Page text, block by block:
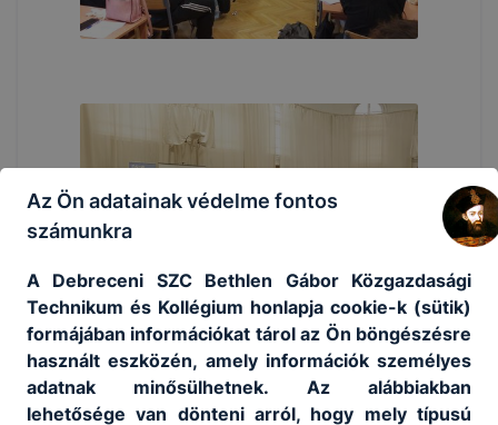
Az Ön adatainak védelme fontos
számunkra
A Debreceni SZC Bethlen Gábor Közgazdasági
Technikum és Kollégium honlapja cookie-k (sütik)
formájában információkat tárol az Ön böngészésre
használt eszközén, amely információk személyes
adatnak minősülhetnek. Az alábbiakban
lehetősége van dönteni arról, hogy mely típusú